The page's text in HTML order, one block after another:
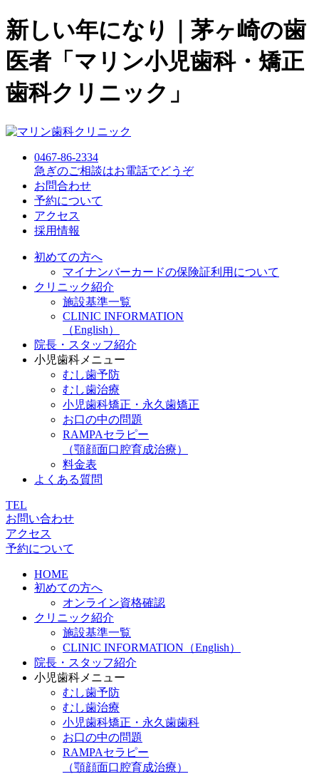
新しい年になり｜茅ヶ崎の歯
医者「マリン小児歯科・矯正
歯科クリニック」
0467-86-2334
急ぎのご相談はお電話でどうぞ
お問合わせ
予約について
アクセス
採用情報
初めての方へ
マイナンバーカードの保険証利用について
クリニック紹介
施設基準一覧
CLINIC INFORMATION
（English）
院長・スタッフ紹介
小児歯科メニュー
むし歯予防
むし歯治療
小児歯科矯正・永久歯矯正
お口の中の問題
RAMPAセラピー
（顎顔面口腔育成治療）
料金表
よくある質問
TEL
お問い合わせ
アクセス
予約について
HOME
初めての方へ
オンライン資格確認
クリニック紹介
施設基準一覧
CLINIC INFORMATION（English）
院長・スタッフ紹介
小児歯科メニュー
むし歯予防
むし歯治療
小児歯科矯正・永久歯歯科
お口の中の問題
RAMPAセラピー
（顎顔面口腔育成治療）